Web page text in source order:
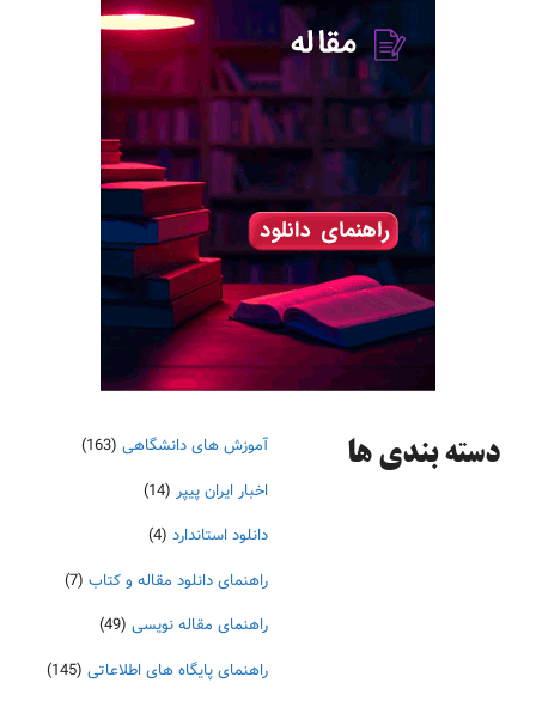
دسته‌ بندی ها آموزش های دانشگاهی (163)
اخبار ایران پیپر (14)
دانلود استاندارد (4)
راهنمای دانلود مقاله و کتاب (7)
راهنمای مقاله نویسی (49)
راهنمای پایگاه های اطلاعاتی (145)